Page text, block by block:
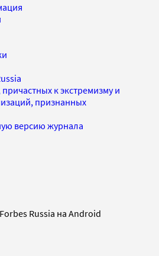
к экстремизму и
признанных
версию журнала
Russia на Android